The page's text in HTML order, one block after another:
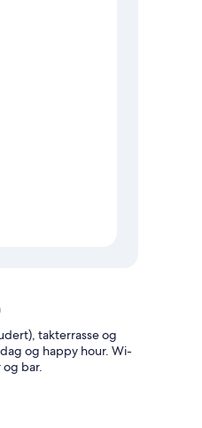
takterrasse og
og happy hour. Wi-
bar.